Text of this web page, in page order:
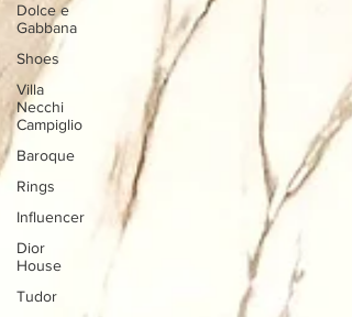
Dolce e
Gabbana
Shoes
Villa
Necchi
Campiglio
Baroque
Rings
Influencer
Dior
House
Tudor